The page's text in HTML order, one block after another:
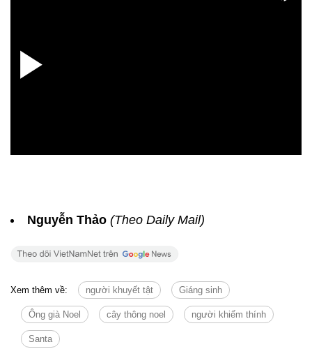
Nguyễn Thảo (Theo Daily Mail)
Xem thêm về: người khuyết tật Giáng sinh
Ông già Noel cây thông noel người khiếm thính
Santa